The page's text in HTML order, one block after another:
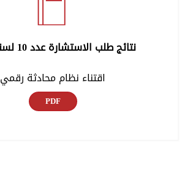
نتائج طلب الاستشارة عدد 10 لسنة 2018
اقتناء نظام محادثة رقمي
PDF